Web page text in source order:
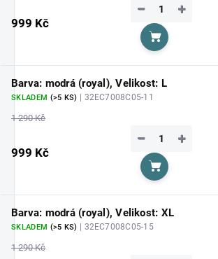
999 Kč
+
−
Do košíku
Barva: modrá (royal), Velikost: L
SKLADEM (>5 KS) | 32EC7008C05-11
1 290 Kč
999 Kč
+
−
Do košíku
Barva: modrá (royal), Velikost: XL
SKLADEM (>5 KS) | 32EC7008C05-15
1 290 Kč